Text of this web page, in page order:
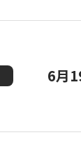
6月